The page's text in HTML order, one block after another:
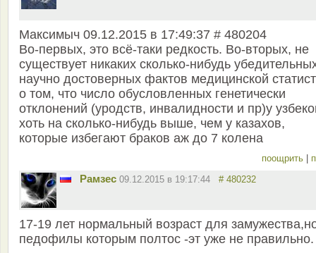
Максимыч 09.12.2015 в 17:49:37 # 480204
Во-первых, это всё-таки редкость. Во-вторых, не
существует никаких сколько-нибудь
научно достоверных фактов медицинской
о том, что число обусловленных генетически
отклонений (уродств, инвалидности и пр)у
хоть на сколько-нибудь выше, чем у казахов,
которые избегают браков аж до 7 колена
поощрить
Рамзес 09.12.2015 в 19:17:44 # 480232
17-19 лет нормальный возраст для
педофилы которым полтос -эт уже не правильно.